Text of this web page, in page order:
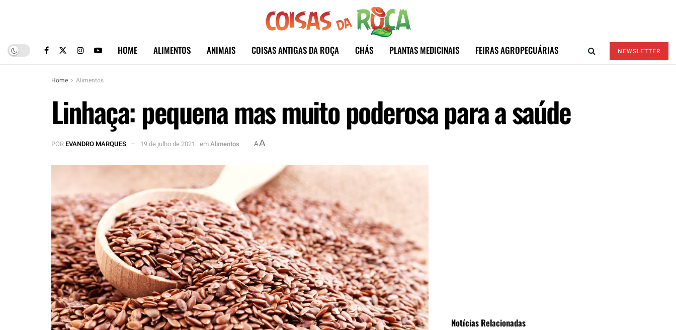
HOME ALIMENTOS ANIMAIS COISAS ANTIGAS DA ROÇA CHÁS PLANTAS MEDICINAIS FEIRAS AGROPECUÁRIAS NEWSLETTER
Home Alimentos
Linhaça: pequena mas muito poderosa para a saúde
POREVANDRO MARQUES 19 de julho de 2021 emAlimentos AA
Notícias Relacionadas